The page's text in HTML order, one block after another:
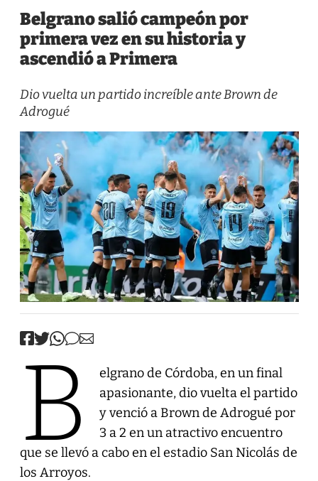
Belgrano salió campeón por
primera vez en su historia y
ascendió a Primera
Dio vuelta un partido increíble ante Brown de
Adrogué
B
elgrano de Córdoba, en un final
apasionante, dio vuelta el partido
y venció a Brown de Adrogué por
3 a 2 en un atractivo encuentro
que se llevó a cabo en el estadio San Nicolás de
los Arroyos.